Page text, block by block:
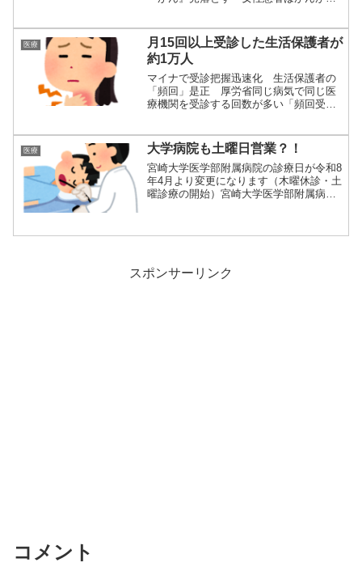
医療
月15回以上受診した生活保護者が
約1万人
マイナで受診把握迅速化 生活保護者の
「頻回」是正 厚労省同じ病気で同じ医
療機関を受診する回数が多い「頻回受
医療 大学病院も土曜日営業？！
宮崎大学医学部附属病院の診療日が令和8
年4月より変更になります（木曜休診・土
曜診療の開始）宮崎大学医学部附属病院
スポンサーリンク
コメント